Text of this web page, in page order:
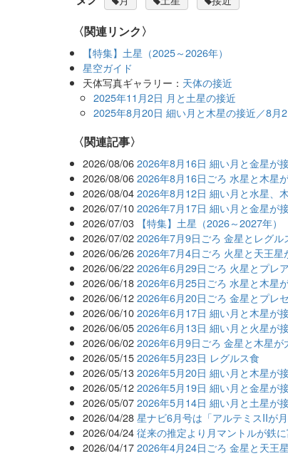
〈関連リンク〉
【特集】土星（2025～2026年）
星空ガイド
天体写真ギャラリー： 天体の接近
2025年11月2日 月と土星の接近
2025年8月20日 細い月と木星の接近／8月
関連記事
2026/08/06 2026年8月16日 細い月と金星が
2026/08/06 2026年8月16日ごろ 水星と木星
2026/08/04 2026年8月12日 細い月と水星、
2026/07/10 2026年7月17日 細い月と金星が
2026/07/03 【特集】土星（2026～2027年）
2026/07/02 2026年7月9日ごろ 金星とレグル
2026/06/26 2026年7月4日ごろ 火星と天王星
2026/06/22 2026年6月29日ごろ 火星とプレ
2026/06/18 2026年6月25日ごろ 水星と木星
2026/06/12 2026年6月20日ごろ 金星とプレ
2026/06/10 2026年6月17日 細い月と木星が
2026/06/05 2026年6月13日 細い月と火星が
2026/06/02 2026年6月9日ごろ 金星と木星が
2026/05/15 2026年5月23日 レグルス食
2026/05/13 2026年5月20日 細い月と木星が
2026/05/12 2026年5月19日 細い月と金星が
2026/05/07 2026年5月14日 細い月と土星が
2026/04/28 星ナビ6月号は「アルテミスIIが
2026/04/24 従来の推定より月マントルが鉄
2026/04/17 2026年4月24日ごろ 金星と天王